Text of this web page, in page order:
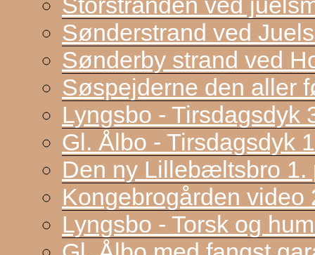
Sønderstrand ved
Sønderby strand ved
Søspejderne den aller
Lyngsbo - Tirsdagsdyk
Gl. Ålbo - Tirsdagsdyk
Den ny Lillebæltsbro 1.
Kongebrogården video
Lyngsbo - Torsk og